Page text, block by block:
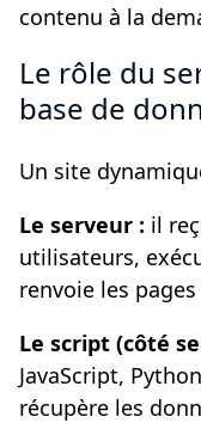
contenu à la
Le rôle du
base de
Un site
Le serveur : il
utilisateurs,
renvoie les
Le script (côté
JavaScript,
récupère les